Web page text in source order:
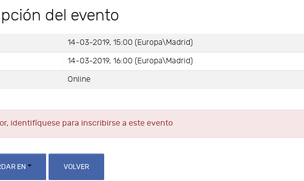
del evento
14-03-2019, 15:00 (Europa\Madrid)
14-03-2019, 16:00 (Europa\Madrid)
Online
identifíquese para inscribirse a este evento
EN VOLVER